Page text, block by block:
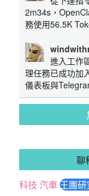
2m34s，
務使用56.5K
進入工作
理任務已成功加
儀表板與
聊
科技 汽車王團研